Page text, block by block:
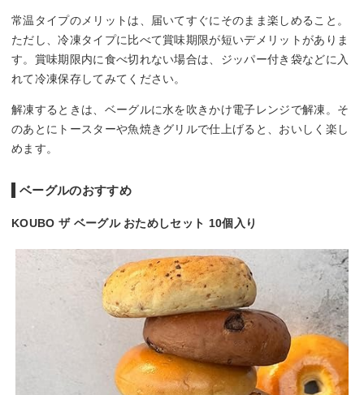
常温タイプのメリットは、届いてすぐにそのまま楽しめること。
ただし、冷凍タイプに比べて賞味期限が短いデメリットがありま
す。賞味期限内に食べ切れない場合は、ジッパー付き袋などに入
れて冷凍保存してみてください。
解凍するときは、ベーグルに水を吹きかけ電子レンジで解凍。そ
のあとにトースターや魚焼きグリルで仕上げると、おいしく楽し
めます。
ベーグルのおすすめ
KOUBO ザ ベーグル おためしセット 10個入り